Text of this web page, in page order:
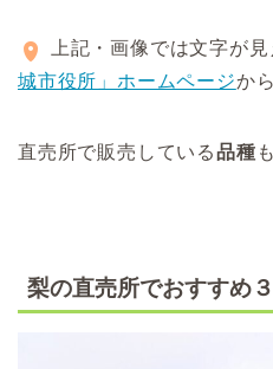
上記・画像では文字が
城市役所」ホームページか
直売所で販売している品種
梨の直売所でおすすめ